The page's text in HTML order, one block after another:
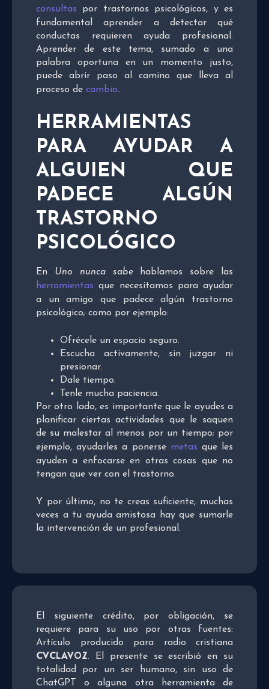
consultas por trastornos psicológicos, y es
fundamental aprender a detectar qué
conductas requieren ayuda profesional.
Aprender de este tema, sumado a una
palabra oportuna en un momento justo,
puede abrir paso al camino que lleva al
proceso de cambio.
HERRAMIENTAS
PARA AYUDAR A
ALGUIEN QUE
PADECE ALGÚN
TRASTORNO
PSICOLÓGICO
En Uno nunca sabehablamos sobre las
herramientas que necesitamos para ayudar
a un amigo que padece algún trastorno
psicológico; como por ejemplo:
Ofrécele un espacio seguro.
Escucha activamente, sin juzgar ni
presionar.
Dale tiempo.
Tenle mucha paciencia.
Por otro lado, es importante que le ayudes a
planificar ciertas actividades que le saquen
de su malestar al menos por un tiempo; por
ejemplo, ayudarles a ponerse metas que les
ayuden a enfocarse en otras cosas que no
tengan que ver con el trastorno.
Y por último, no te creas suficiente, muchas
veces a tu ayuda amistosa hay que sumarle
la intervención de un profesional.
El siguiente crédito, por obligación, se
requiere para su uso por otras fuentes:
Artículo producido para radio cristiana
CVCLAVOZ. El presente se escribió en su
totalidad por un ser humano, sin uso de
ChatGPT o alguna otra herramienta de